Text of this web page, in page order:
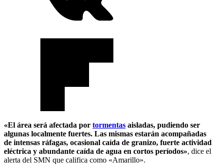
«El área será afectada por tormentas aisladas, pudiendo ser
algunas localmente fuertes. Las mismas estarán acompañadas
de intensas ráfagas, ocasional caída de granizo, fuerte actividad
eléctrica y abundante caída de agua en cortos períodos», dice el
alerta del SMN que califica como «Amarillo».